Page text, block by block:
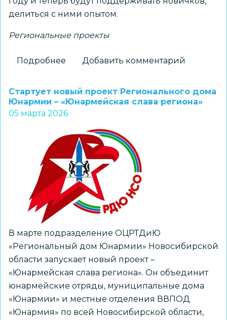
делиться с ними опытом.
Региональные проекты
Подробнее
школьники
принимают
участие
«Школе
лидера
Альтаира»
Добавить комментарий
Стартует новый проект Регионального дома
Юнармии – «Юнармейская слава региона»
05 марта 2026
В марте подразделение ОЦРТДиЮ
«Региональный дом Юнармии» Новосибирской
области запускает новый проект –
«Юнармейская слава региона». Он объединит
юнармейские отряды, муниципальные дома
«Юнармии» и местные отделения ВВПОД
«Юнармия» по всей Новосибирской области,